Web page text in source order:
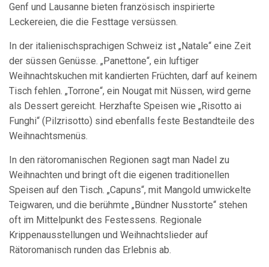
Genf und Lausanne bieten französisch inspirierte
Leckereien, die die Festtage versüssen.
In der italienischsprachigen Schweiz ist „Natale“ eine Zeit
der süssen Genüsse. „Panettone“, ein luftiger
Weihnachtskuchen mit kandierten Früchten, darf auf keinem
Tisch fehlen. „Torrone“, ein Nougat mit Nüssen, wird gerne
als Dessert gereicht. Herzhafte Speisen wie „Risotto ai
Funghi“ (Pilzrisotto) sind ebenfalls feste Bestandteile des
Weihnachtsmenüs.
In den rätoromanischen Regionen sagt man Nadel zu
Weihnachten und bringt oft die eigenen traditionellen
Speisen auf den Tisch. „Capuns“, mit Mangold umwickelte
Teigwaren, und die berühmte „Bündner Nusstorte“ stehen
oft im Mittelpunkt des Festessens. Regionale
Krippenausstellungen und Weihnachtslieder auf
Rätoromanisch runden das Erlebnis ab.